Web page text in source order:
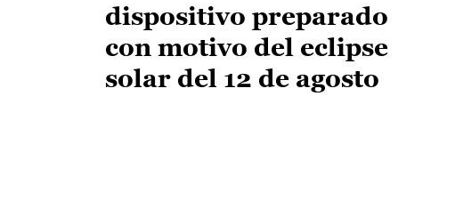
dispositivo preparado
con motivo del eclipse
solar del 12 de agosto